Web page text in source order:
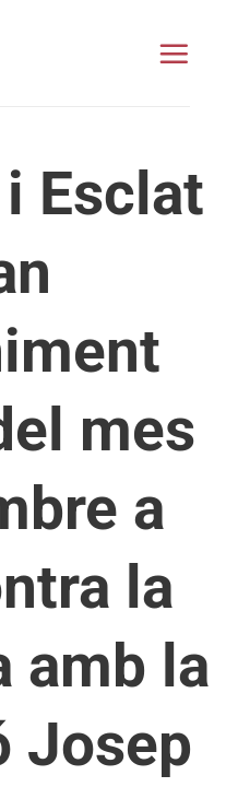
Esclat
mes
a
la
amb la
Josep